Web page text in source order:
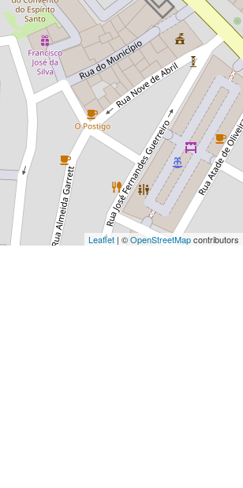
Leaflet | ©OpenStreetMapcontributors